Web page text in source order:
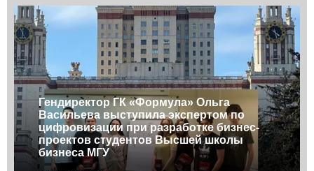
Гендиректор ГК «Формула» Ольга
Васильева выступила экспертом по
цифровизации при разработке бизнес-
проектов студентов Высшей школы
бизнеса МГУ